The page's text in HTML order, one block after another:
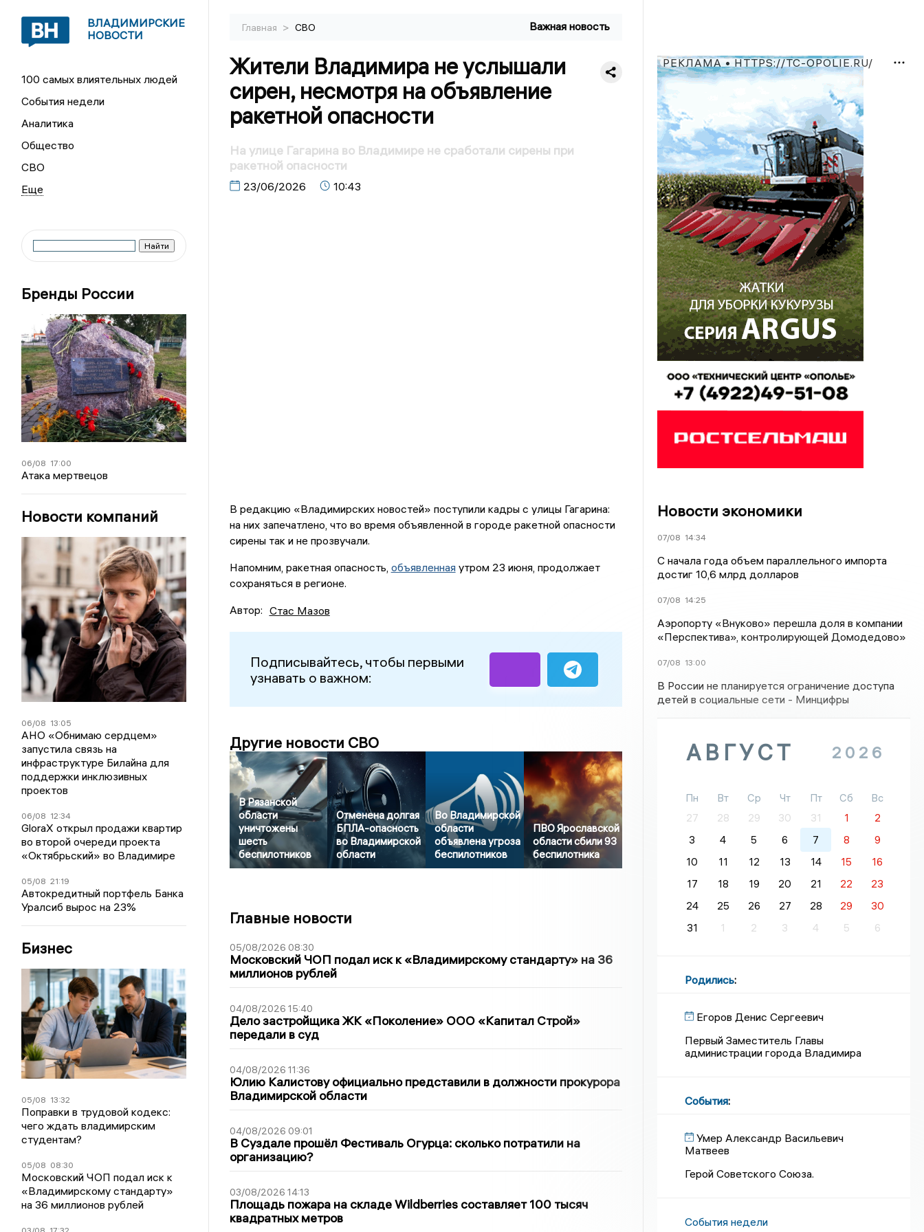
ВЛАДИМИРСКИЕ
НОВОСТИ
100 самых влиятельных людей
События недели
Аналитика
Общество
СВО
Бренды России
06/08 17:00
Атака мертвецов
Новости компаний
06/08 13:05
АНО «Обнимаю сердцем»
запустила связь на
инфраструктуре Билайна для
поддержки инклюзивных
проектов
06/08 12:34
GloraX открыл продажи квартир
во второй очереди проекта
«Октябрьский» во Владимире
05/08 21:19
Автокредитный портфель Банка
Уралсиб вырос на 23%
Бизнес
05/08 13:32
Поправки в трудовой кодекс:
чего ждать владимирским
студентам?
05/08 08:30
Московский ЧОП подал иск к
«Владимирскому стандарту»
на 36 миллионов рублей
Главная > СВО Важная новость
Жители Владимира не услышали
сирен, несмотря на объявление
ракетной опасности
На улице Гагарина во Владимире не сработали сирены при
ракетной опасности
23/06/2026 10:43
В редакцию «Владимирских новостей» поступили кадры с улицы Гагарина:
на них запечатлено, что во время объявленной в городе ракетной опасности
сирены так и не прозвучали.
Напомним, ракетная опасность, объявленнаяутром 23 июня, продолжает
сохраняться в регионе.
Автор: Стас Мазов
Подписывайтесь, чтобы первыми
узнавать о важном:
Другие новости СВО
В Рязанской
области
уничтожены
шесть
беспилотников
Отменена долгая
БПЛА-опасность
во Владимирской
области
Во Владимирской
области
объявлена угроза
беспилотников
ПВО Ярославской
области сбили 93
беспилотника
Главные новости
05/08/2026 08:30
Московский ЧОП подал иск к «Владимирскому стандарту» на 36
миллионов рублей
04/08/2026 15:40
Дело застройщика ЖК «Поколение» ООО «Капитал Строй»
передали в суд
04/08/2026 11:36
Юлию Калистову официально представили в должности прокурора
Владимирской области
04/08/2026 09:01
В Суздале прошёл Фестиваль Огурца: сколько потратили на
организацию?
03/08/2026 14:13
Площадь пожара на складе Wildberries составляет 100 тысяч
квадратных метров
РЕКЛАМА • HTTPS://TC-OPOLIE.RU/
Новости экономики
07/08 14:34
С начала года объем параллельного импорта
достиг 10,6 млрд долларов
07/08 14:25
Аэропорту «Внуково» перешла доля в компании
«Перспектива», контролирующей Домодедово»
07/08 13:00
В России не планируется ограничение доступа
детей в социальные сети - Минцифры
АВГУСТ 2026
Пн Вт Ср Чт Пт Сб
Вс
27
28 29 30 31 1
2
3
4 5 6 7 8
9
10
11 12 13 14 15
16
17
18 19 20 21 22
23
24
25 26 27 28 29
30
31
1 2 3 4 5 6
Родились:
Егоров Денис Сергеевич
Первый Заместитель Главы
администрации города Владимира
События:
Умер Александр Васильевич
Матвеев
Герой Советского Союза.
События недели